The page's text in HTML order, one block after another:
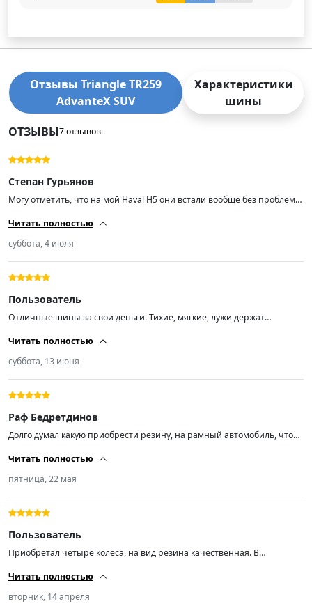
Отзывы Triangle TR259
AdvanteX SUV
Характеристики
шины
ОТЗЫВЫ7 отзывов
Степан Гурьянов
Могу отметить, что на мой Haval H5 они встали вообще без проблем.
но пока вообще никаких косяков не вылезло.
Читать полностью
суббота, 4 июля
Пользователь
Отличные шины за свои деньги. Тихие, мягкие, лужи держат
Резина свежая — 2025 год. Рекомендую.
Читать полностью
суббота, 13 июня
Раф Бедретдинов
Долго думал какую приобрести резину, на рамный автомобиль, чтоб
хорошие попробовал, был очень впечатлён,рекомендую отличный
Читать полностью
пятница, 22 мая
Пользователь
Приобретал четыре колеса, на вид резина качественная. В
Читать полностью
вторник, 14 апреля